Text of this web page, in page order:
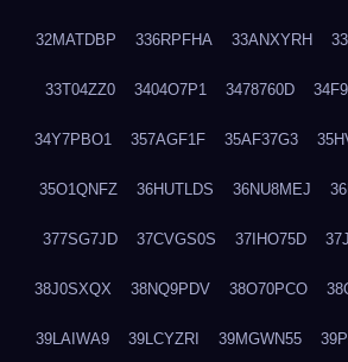
32MATDBP 336RPFHA 33ANXYRH
33T04ZZ0 3404O7P1 3478760D
34Y7PBO1 357AGF1F 35AF37G3
35O1QNFZ 36HUTLDS 36NU8MEJ
377SG7JD 37CVGS0S 37IHO75D
38J0SXQX 38NQ9PDV 38O70PCO
39LAIWA9 39LCYZRI 39MGWN55